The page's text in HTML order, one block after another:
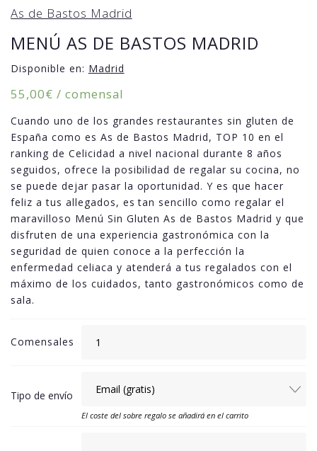
As de Bastos Madrid
MENÚ AS DE BASTOS MADRID
Disponible en: Madrid
55,00€ / comensal
Cuando uno de los grandes restaurantes sin gluten de
España como es As de Bastos Madrid, TOP 10 en el
ranking de Celicidad a nivel nacional durante 8 años
seguidos, ofrece la posibilidad de regalar su cocina, no
se puede dejar pasar la oportunidad. Y es que hacer
feliz a tus allegados, es tan sencillo como regalar el
maravilloso Menú Sin Gluten As de Bastos Madrid y que
disfruten de una experiencia gastronómica con la
seguridad de quien conoce a la perfección la
enfermedad celiaca y atenderá a tus regalados con el
máximo de los cuidados, tanto gastronómicos como de
sala.
Comensales
Tipo de envío
El coste del sobre regalo se añadirá en el carrito